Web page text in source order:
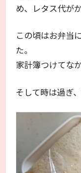
め、レタス代が
この頃はお弁当
た。
家計簿つけてな
そして時は過ぎ